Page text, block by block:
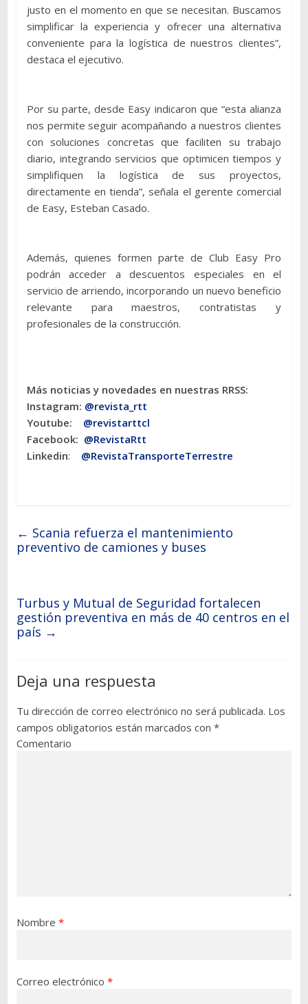
justo en el momento en que se necesitan. Buscamos
simplificar la experiencia y ofrecer una alternativa
conveniente para la logística de nuestros clientes”,
destaca el ejecutivo.
Por su parte, desde Easy indicaron que “esta alianza
nos permite seguir acompañando a nuestros clientes
con soluciones concretas que faciliten su trabajo
diario, integrando servicios que optimicen tiempos y
simplifiquen la logística de sus proyectos,
directamente en tienda”, señala el gerente comercial
de Easy, Esteban Casado.
Además, quienes formen parte de Club Easy Pro
podrán acceder a descuentos especiales en el
servicio de arriendo, incorporando un nuevo beneficio
relevante para maestros, contratistas y
profesionales de la construcción.
Más noticias y novedades en nuestras RRSS:
Instagram: @revista_rtt
Youtube: @revistarttcl
Facebook: @RevistaRtt
Linkedin: @RevistaTransporteTerrestre
← Scania refuerza el mantenimiento
preventivo de camiones y buses
Turbus y Mutual de Seguridad fortalecen
gestión preventiva en más de 40 centros en el
país →
Deja una respuesta
Tu dirección de correo electrónico no será publicada. Los
campos obligatorios están marcados con *
Comentario
Nombre *
Correo electrónico *